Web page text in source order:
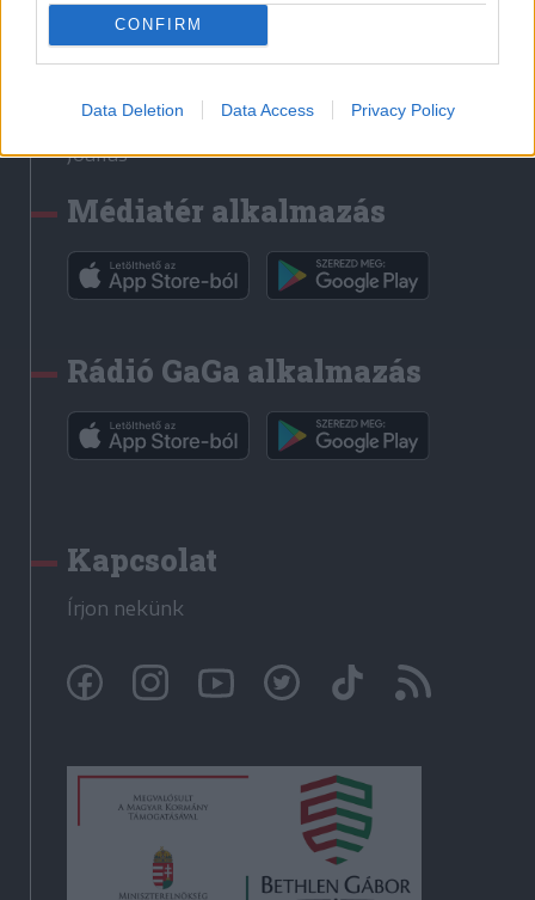
CONFIRM
Data Deletion Data Access Privacy Policy
Erdélyi Napló
Főtér
Rádió GaGa
Jóállás
Médiatér alkalmazás
Rádió GaGa alkalmazás
Kapcsolat
Írjon nekünk